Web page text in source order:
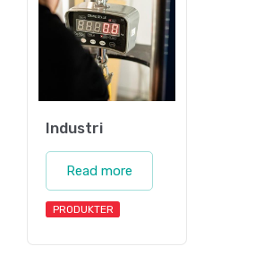
Industri
Read more
PRODUKTER